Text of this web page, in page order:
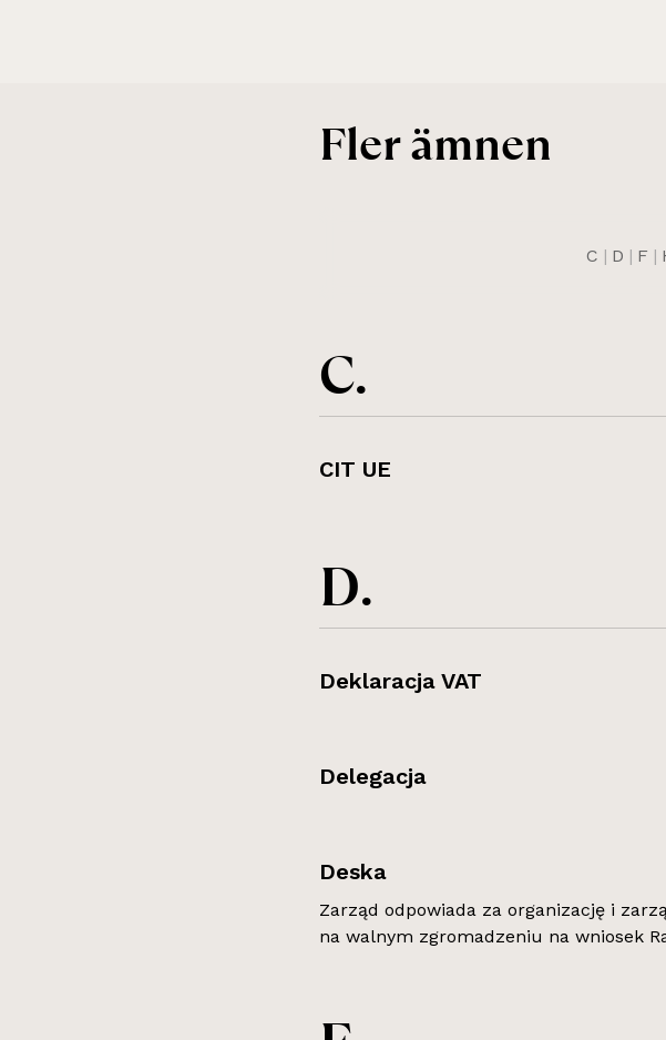
Fler ämnen
C | D | F |
C.
CIT UE
D.
Deklaracja VAT
Delegacja
Deska
Zarząd odpowiada za organizację i
na walnym zgromadzeniu na wniosek